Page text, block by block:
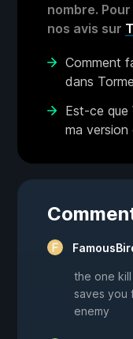
nombre.
nos avis sur
Comment
dans
Est-ce
ma version
the one
saves you
enemy